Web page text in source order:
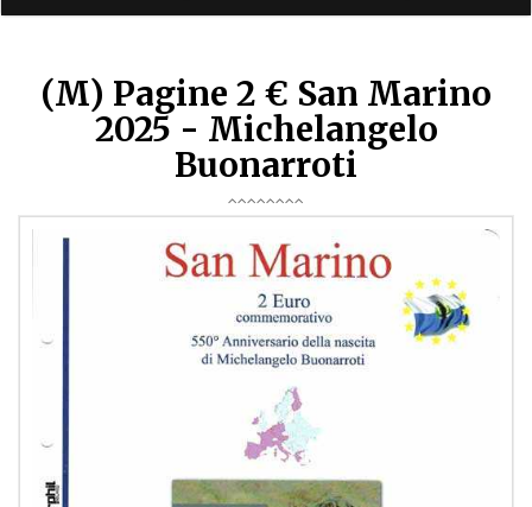
(M) Pagine 2 € San Marino
2025 - Michelangelo
Buonarroti